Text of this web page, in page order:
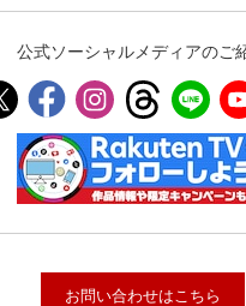
公式ソーシャルメディアのご
お問い合わせはこちら